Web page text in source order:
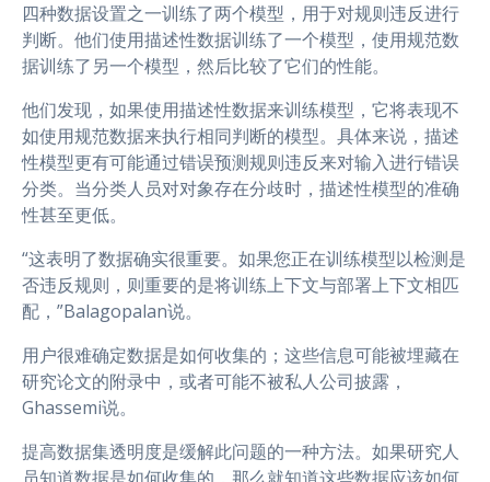
四种数据设置之一训练了两个模型，用于对规则违反进行
判断。他们使用描述性数据训练了一个模型，使用规范数
据训练了另一个模型，然后比较了它们的性能。
他们发现，如果使用描述性数据来训练模型，它将表现不
如使用规范数据来执行相同判断的模型。具体来说，描述
性模型更有可能通过错误预测规则违反来对输入进行错误
分类。当分类人员对对象存在分歧时，描述性模型的准确
性甚至更低。
“这表明了数据确实很重要。如果您正在训练模型以检测是
否违反规则，则重要的是将训练上下文与部署上下文相匹
配，”Balagopalan说。
用户很难确定数据是如何收集的；这些信息可能被埋藏在
研究论文的附录中，或者可能不被私人公司披露，
Ghassemi说。
提高数据集透明度是缓解此问题的一种方法。如果研究人